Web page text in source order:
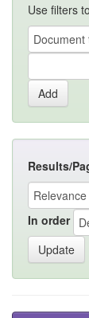
Use filters
Results/
In order